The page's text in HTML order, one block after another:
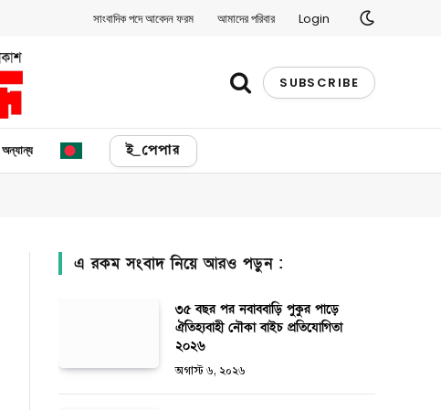
সাংবাদিক পদে আবেদন ফরম আমাদের পরিবার Login
SUBSCRIBE
অন্যান্য ই_পেপার
এ রকম সংবাদ নিয়ে আরও পড়ুন :
৩৫ বছর পর নবাববাড়ি পুকুর পাড়ে
ঐতিহ্যবাহী নৌকা বাইচ প্রতিযোগিতা
২০২৬
অগাস্ট ৬, ২০২৬